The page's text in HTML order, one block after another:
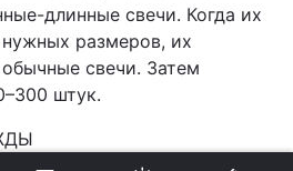
длинные свечи. Когда их
размеров, их
свечи. Затем
штук.